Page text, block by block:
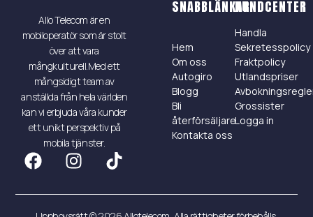
Allo Telecom är en
mobiloperatör som är stolt
över att vara
mångkulturell.Med ett
mångsidigt team av
anställda från hela världen
kan vi erbjuda våra kunder
ett unikt perspektiv på
mobila tjänster.
SNABBLÄNKAR
Hem
Om oss
Autogiro
Blogg
Bli
återförsäljare
Kontakta oss
KUNDCENTER
Handla
Sekretesspolicy
Fraktpolicy
Utlandspriser
Grossister
Logga in